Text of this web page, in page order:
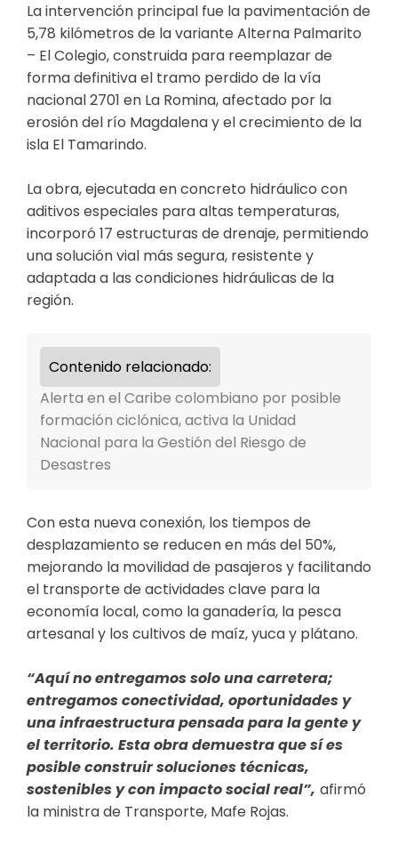
La intervención principal fue la pavimentación de
5,78 kilómetros de la variante Alterna Palmarito
– El Colegio, construida para reemplazar de
forma definitiva el tramo perdido de la vía
nacional 2701 en La Romina, afectado por la
erosión del río Magdalena y el crecimiento de la
isla El Tamarindo.
La obra, ejecutada en concreto hidráulico con
aditivos especiales para altas temperaturas,
incorporó 17 estructuras de drenaje, permitiendo
una solución vial más segura, resistente y
adaptada a las condiciones hidráulicas de la
región.
Contenido relacionado:
Alerta en el Caribe colombiano por posible
formación ciclónica, activa la Unidad
Nacional para la Gestión del Riesgo de
Desastres
Con esta nueva conexión, los tiempos de
desplazamiento se reducen en más del 50%,
mejorando la movilidad de pasajeros y facilitando
el transporte de actividades clave para la
economía local, como la ganadería, la pesca
artesanal y los cultivos de maíz, yuca y plátano.
“Aquí no entregamos solo una carretera;
entregamos conectividad, oportunidades y
una infraestructura pensada para la gente y
el territorio. Esta obra demuestra que sí es
posible construir soluciones técnicas,
sostenibles y con impacto social real”, afirmó
la ministra de Transporte, Mafe Rojas.